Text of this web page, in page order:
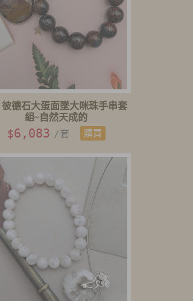
彼德石大蛋面墜大咪珠手串套
組~自然天成的
$6,083 /套 購買